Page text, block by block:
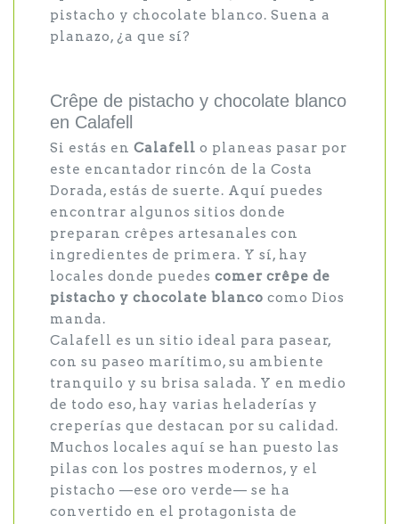
pistacho y chocolate blanco. Suena a
planazo, ¿a que sí?
Crêpe de pistacho y chocolate blanco
en Calafell
Si estás en Calafell o planeas pasar por
este encantador rincón de la Costa
Dorada, estás de suerte. Aquí puedes
encontrar algunos sitios donde
preparan crêpes artesanales con
ingredientes de primera. Y sí, hay
locales donde puedes comer crêpe de
pistacho y chocolate blanco como Dios
manda.
Calafell es un sitio ideal para pasear,
con su paseo marítimo, su ambiente
tranquilo y su brisa salada. Y en medio
de todo eso, hay varias heladerías y
creperías que destacan por su calidad.
Muchos locales aquí se han puesto las
pilas con los postres modernos, y el
pistacho —ese oro verde— se ha
convertido en el protagonista de